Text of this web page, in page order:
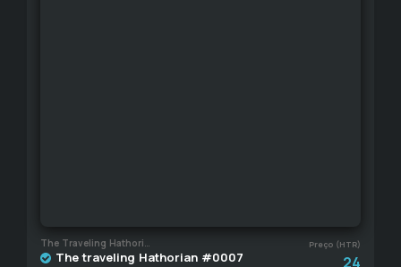
The Traveling Hathorian Preço (HTR)
The traveling Hathorian #0007 24